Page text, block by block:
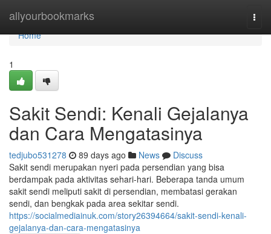
allyourbookmarks
Home
Home
1
Sakit Sendi: Kenali Gejalanya
dan Cara Mengatasinya
tedjubo531278 89 days ago News
Discuss
Sakit sendi merupakan nyeri pada persendian yang bisa
berdampak pada aktivitas sehari-hari. Beberapa tanda umum
sakit sendi meliputi sakit di persendian, membatasi gerakan
sendi, dan bengkak pada area sekitar sendi.
https://socialmediainuk.com/story26394664/sakit-sendi-kenali-
gejalanya-dan-cara-mengatasinya